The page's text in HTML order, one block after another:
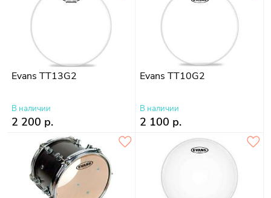
Evans TT13G2
В наличии
2 200 р.
Evans TT10G2
В наличии
2 100 р.